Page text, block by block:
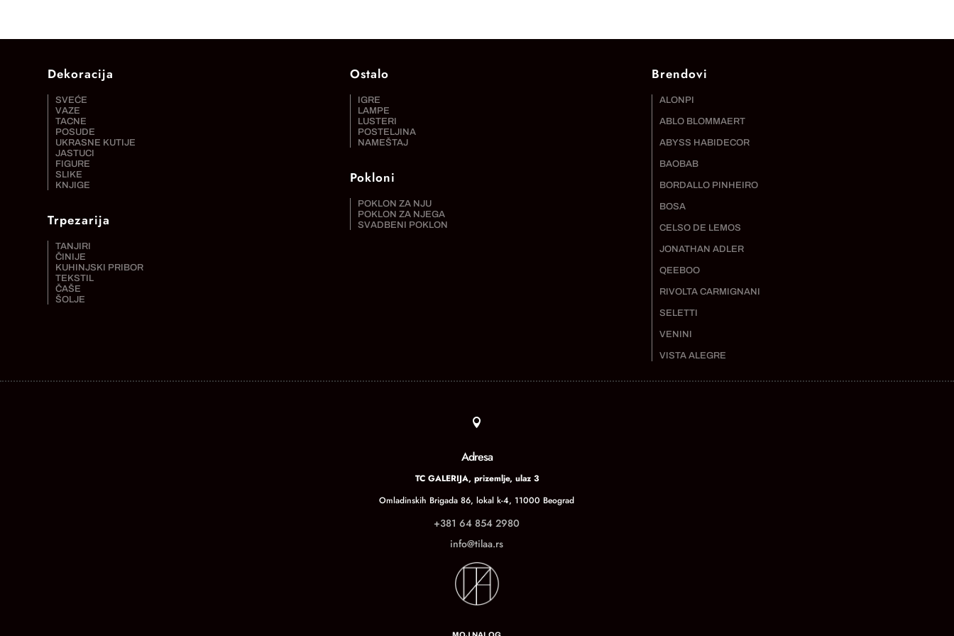
Dekoracija
SVEĆE
VAZE
TACNE
POSUDE
UKRASNE KUTIJE
JASTUCI
FIGURE
SLIKE
KNJIGE
Trpezarija
TANJIRI
ČINIJE
KUHINJSKI PRIBOR
TEKSTIL
ČAŠE
ŠOLJE
Ostalo
IGRE
LAMPE
LUSTERI
POSTELJINA
NAMEŠTAJ
Pokloni
POKLON ZA NJU
POKLON ZA NJEGA
SVADBENI POKLON
Brendovi
ALONPI
ABLO BLOMMAERT
ABYSS HABIDECOR
BAOBAB
BORDALLO PINHEIRO
BOSA
CELSO DE LEMOS
JONATHAN ADLER
QEEBOO
RIVOLTA CARMIGNANI
SELETTI
VENINI
VISTA ALEGRE

Adresa
TC GALERIJA, prizemlje, ulaz 3
Omladinskih Brigada 86, lokal k-4, 11000 Beograd
+381 64 854 2980
info@tilaa.rs